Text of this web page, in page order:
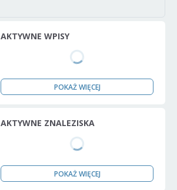
AKTYWNE WPISY
POKAŻ WIĘCEJ
AKTYWNE ZNALEZISKA
POKAŻ WIĘCEJ